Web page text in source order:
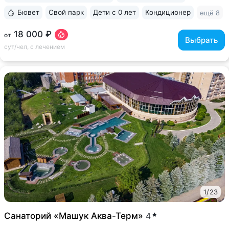
от 18 000 ₽
сут/чел, с лечением
Выбрать
Бювет Свой парк Дети с 0 лет Кондиционер ещё 8
1/23
Санаторий «Машук Аква-Терм» 4